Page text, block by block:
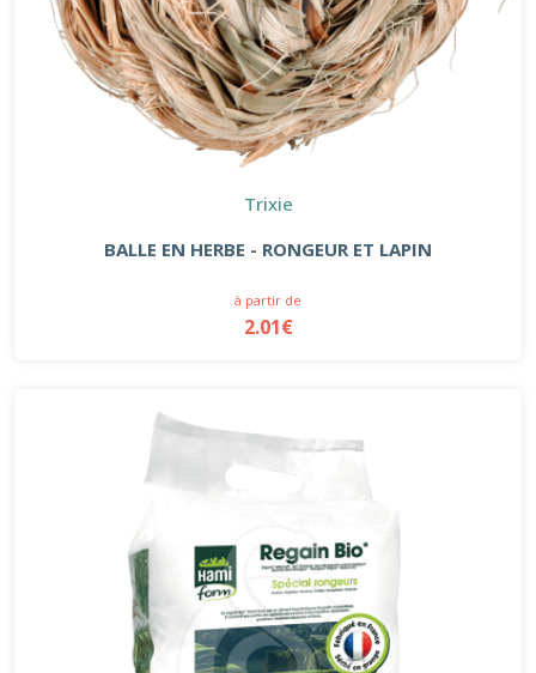
Trixie
BALLE EN HERBE - RONGEUR ET LAPIN
à partir de
2.01€